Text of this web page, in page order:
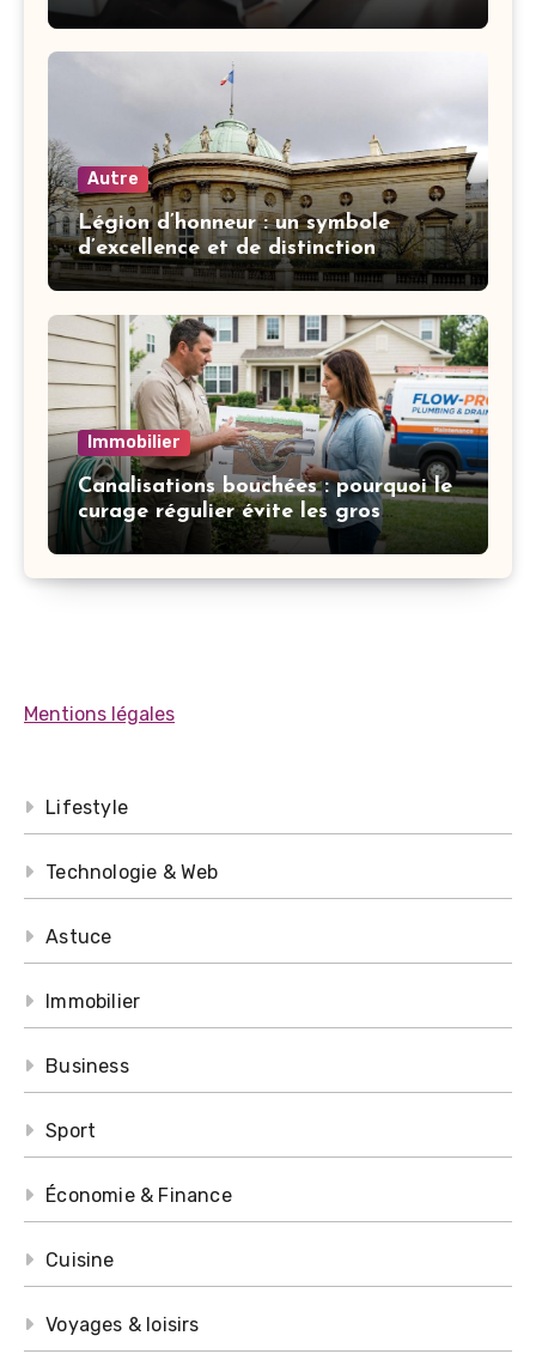
Autre
Légion d’honneur : un symbole
d’excellence et de distinction
française
Immobilier
Canalisations bouchées : pourquoi le
curage régulier évite les gros
dégâts
Mentions légales
Lifestyle
Technologie & Web
Astuce
Immobilier
Business
Sport
Économie & Finance
Cuisine
Voyages & loisirs